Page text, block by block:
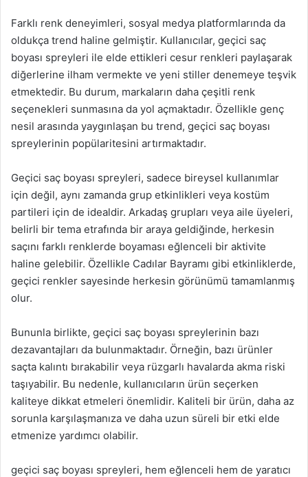
Farklı renk deneyimleri, sosyal medya platformlarında da
oldukça trend haline gelmiştir. Kullanıcılar, geçici saç
boyası spreyleri ile elde ettikleri cesur renkleri paylaşarak
diğerlerine ilham vermekte ve yeni stiller denemeye teşvik
etmektedir. Bu durum, markaların daha çeşitli renk
seçenekleri sunmasına da yol açmaktadır. Özellikle genç
nesil arasında yaygınlaşan bu trend, geçici saç boyası
spreylerinin popülaritesini artırmaktadır.
Geçici saç boyası spreyleri, sadece bireysel kullanımlar
için değil, aynı zamanda grup etkinlikleri veya kostüm
partileri için de idealdir. Arkadaş grupları veya aile üyeleri,
belirli bir tema etrafında bir araya geldiğinde, herkesin
saçını farklı renklerde boyaması eğlenceli bir aktivite
haline gelebilir. Özellikle Cadılar Bayramı gibi etkinliklerde,
geçici renkler sayesinde herkesin görünümü tamamlanmış
olur.
Bununla birlikte, geçici saç boyası spreylerinin bazı
dezavantajları da bulunmaktadır. Örneğin, bazı ürünler
saçta kalıntı bırakabilir veya rüzgarlı havalarda akma riski
taşıyabilir. Bu nedenle, kullanıcıların ürün seçerken
kaliteye dikkat etmeleri önemlidir. Kaliteli bir ürün, daha az
sorunla karşılaşmanıza ve daha uzun süreli bir etki elde
etmenize yardımcı olabilir.
geçici saç boyası spreyleri, hem eğlenceli hem de yaratıcı